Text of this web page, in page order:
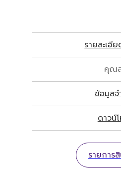
รายละเอี
คุณ
ข้อมูลจ
ดาวน์
รายการ